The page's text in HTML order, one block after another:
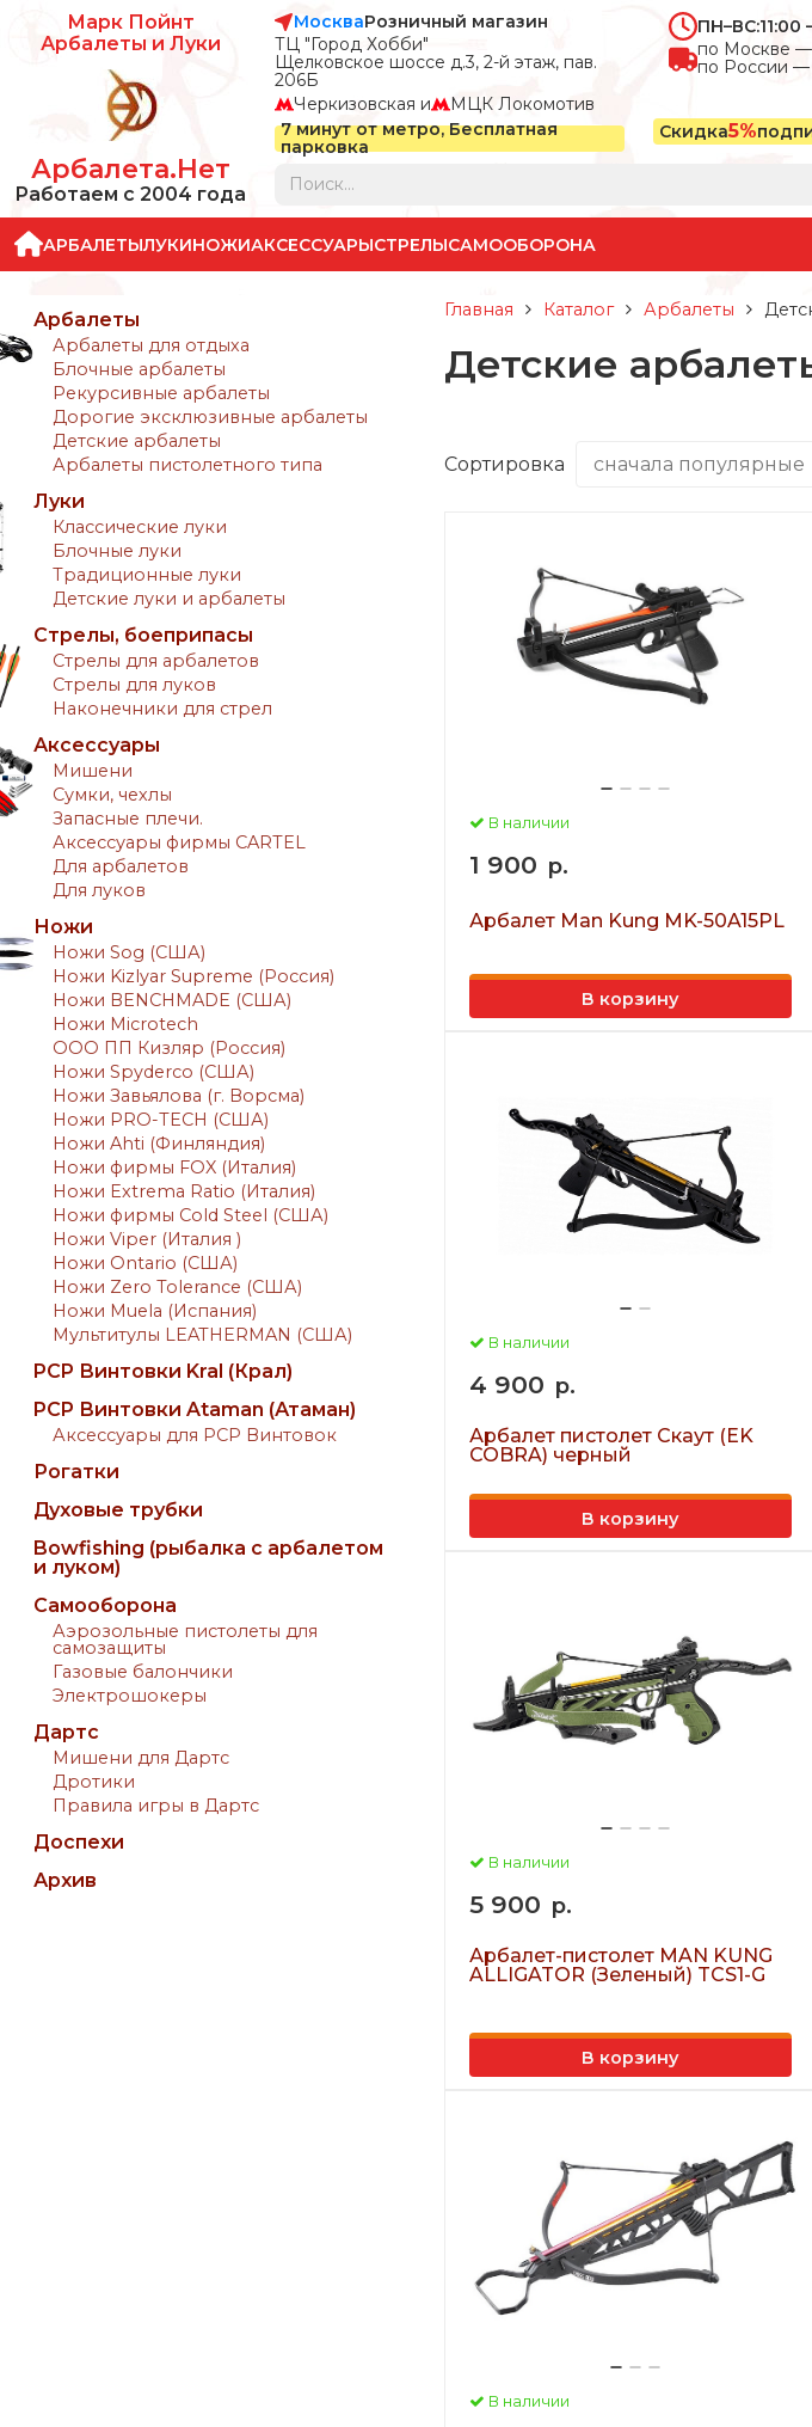
Марк Пойнт
Арбалеты и Луки
Арбалета.Нет
Работаем с 2004 года
МоскваРозничный магазин
ТЦ "Город Хобби"
Щелковское шоссе д.3, 2-й этаж, пав.
206Б
Черкизовская и
МЦК Локомотив
ПН–ВС:11:00
по Москве —
по России —
7 минут от метро, Бесплатная
парковка
Скидка5%
АРБАЛЕТЫЛУКИНОЖИАКСЕССУАРЫСТРЕЛЫСАМООБОРОНА
Арбалеты
Арбалеты для отдыха
Блочные арбалеты
Рекурсивные арбалеты
Дорогие эксклюзивные арбалеты
Детские арбалеты
Арбалеты пистолетного типа
Луки
Классические луки
Блочные луки
Традиционные луки
Детские луки и арбалеты
Стрелы, боеприпасы
Стрелы для арбалетов
Стрелы для луков
Наконечники для стрел
Аксессуары
Мишени
Сумки, чехлы
Запасные плечи.
Аксессуары фирмы CARTEL
Для арбалетов
Для луков
Ножи
Ножи Sog (США)
Ножи Kizlyar Supreme (Россия)
Ножи BENCHMADE (США)
Ножи Microtech
ООО ПП Кизляр (Россия)
Ножи Spyderco (США)
Ножи Завьялова (г. Ворсма)
Ножи PRO-TECH (США)
Ножи Ahti (Финляндия)
Ножи фирмы FOX (Италия)
Ножи Extrema Ratio (Италия)
Ножи фирмы Cold Steel (США)
Ножи Viper (Италия )
Ножи Ontario (США)
Ножи Zero Tolerance (США)
Ножи Muela (Испания)
Мультитулы LEATHERMAN (США)
PCP Винтовки Kral (Крал)
PCP Винтовки Ataman (Атаман)
Аксессуары для PCP Винтовок
Рогатки
Духовые трубки
Bowfishing (рыбалка с арбалетом
и луком)
Самооборона
Аэрозольные пистолеты для
самозащиты
Газовые балончики
Электрошокеры
Дартс
Мишени для Дартс
Дротики
Правила игры в Дартс
Доспехи
Архив
Главная Каталог Арбалеты
Детские
Сортировка
В наличии
1 900 р.
Арбалет Man Kung MK-50A15PL
В корзину
В наличии
4 900 р.
Арбалет пистолет Скаут (EK
COBRA) черный
В корзину
В наличии
5 900 р.
Арбалет-пистолет MAN KUNG
ALLIGATOR (Зеленый) TCS1-G
В корзину
В наличии